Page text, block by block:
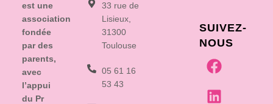
est une
association
fondée
par des
parents,
avec
l’appui
du Pr
33 rue de
Lisieux,
31300
Toulouse
05 61 16
53 43
SUIVEZ-
NOUS